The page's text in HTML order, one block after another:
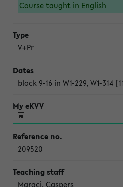
Course taught in English
V+Pr
block 9-16 in W1-229, W1-314
209520
Maraci, Caspers